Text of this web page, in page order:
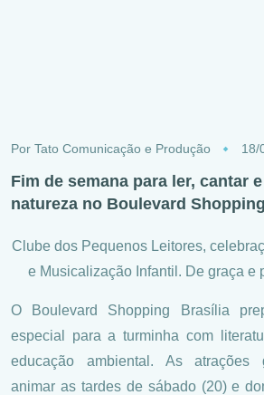
Por Tato Comunicação e Produção 18/
Fim de semana para ler, cantar
natureza no Boulevard Shopping
Clube dos Pequenos Leitores,
e Musicalização Infantil. De graça e
O Boulevard Shopping Brasília
especial para a turminha com
educação ambiental. As atrações
animar as tardes de sábado (20) e